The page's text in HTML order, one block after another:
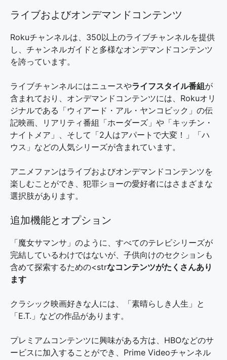
ライブおよびオンデマンドコンテンツ
Rokuチャンネルは、350以上のライブチャンネルを提供
し、チャンネルガイドと多様なオンデマンドコンテンツ
を誇っています。
ライブチャンネルにはニュースやライフスタイル番組が
含まれており、オンデマンドコンテンツには、Rokuオリ
ジナルである「ウィアード・アル・ヤンコビック」の伝
記映画、リアリティ番組「ホーダーズ」や「キッチン・
ナイトメア」、そして「2人はアパートで大変！」「ハ
ウス」などの人気シリーズが含まれています。
アニメファンはライブおよびオンデマンドコンテンツを
楽しむことができ、犯罪ショーの愛好者にはさまざまな
選択肢があります。
追加機能とオプション
「魔女サマンサ」のように、すべてのテレビシリーズが
完結しているわけではないが、子供向けのセクションも
含めて探索するための<strなコンテンツがたくさんあり
ます
クラシック映画好きな人には、「素晴らしき人生」と
「E.T.」などの作品があります。
プレミアムコンテンツに興味がある方は、HBOなどのサ
ービスに加入することができ、Prime Videoチャンネル